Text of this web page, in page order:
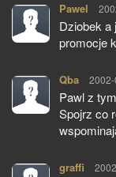
Pawel
Dziobek a
promocje
Qba pisze:
Pawl z
Spojrz co
graffi